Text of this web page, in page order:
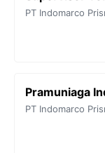
PT Indomarco
Pramuniaga
PT Indomarco